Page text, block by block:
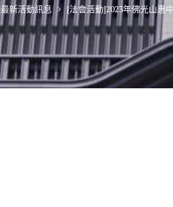
最新活動訊息 [法會活動]2023年佛光山惠